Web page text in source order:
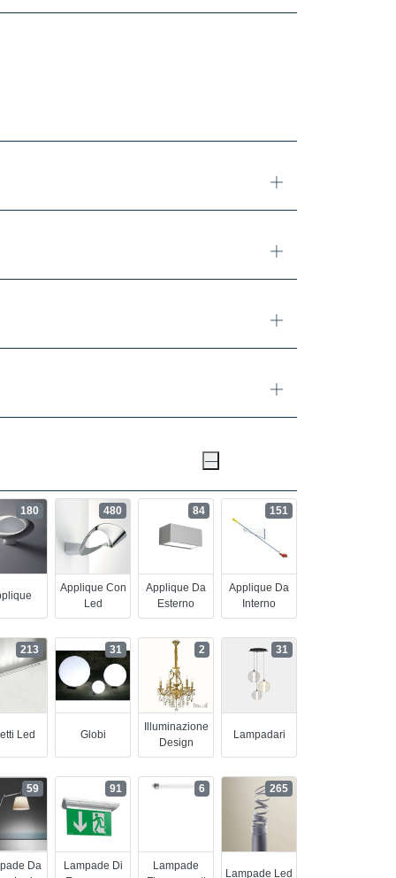
180
Applique Con
Led
480
Applique Da
Esterno
84
Applique Da
Interno
151
Led
213
Globi
31
Illuminazione
Design
2
Lampadari
31
Da
59
Lampade Di
91
Lampade
6
Lampade Led
265